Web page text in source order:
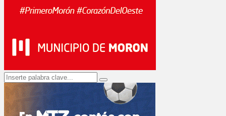
Search
for:
Search